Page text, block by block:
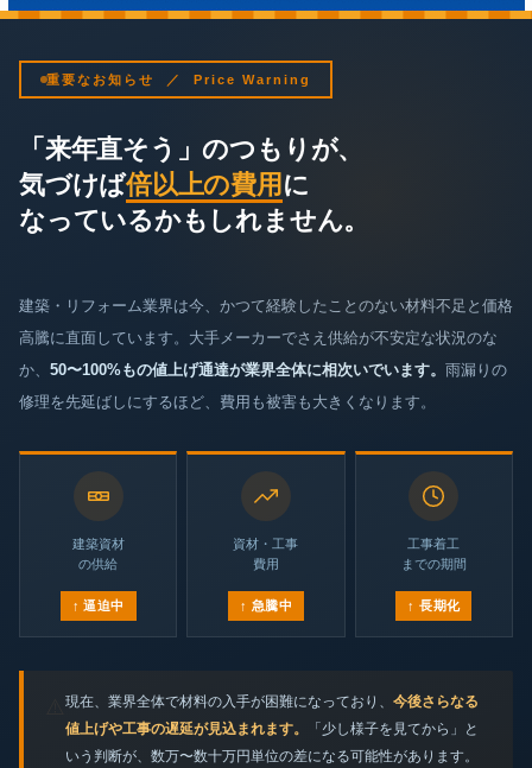
重要なお知らせ ／ Price Warning
「来年直そう」のつもりが、
気づけば倍以上の費用 に
なっているかもしれません。
建築・リフォーム業界は今、かつて経験したことのない材料不足と価格
高騰に直面しています。大手メーカーでさえ供給が不安定な状況のな
か、 50〜100%もの値上げ通達が業界全体に相次いでいます。 雨漏りの
修理を先延ばしにするほど、費用も被害も大きくなります。
建築資材
の供給
↑ 逼迫中
資材・工事
費用
↑ 急騰中
工事着工
までの期間
↑ 長期化
現在、業界全体で材料の入手が困難になっており、 今後さらなる
値上げや工事の遅延が見込まれます。
「少し様子を見てから」と
いう判断が、数万〜数十万円単位の差になる可能性があります。